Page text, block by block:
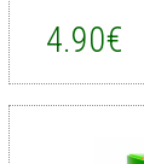
4.90€